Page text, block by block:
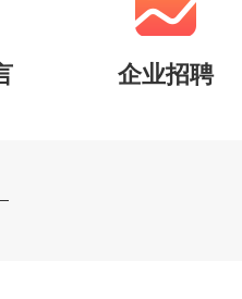
企业招聘